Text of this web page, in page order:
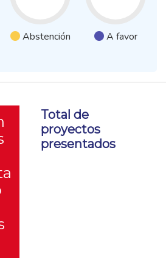
Abstención A favor
Total de
proyectos
presentados